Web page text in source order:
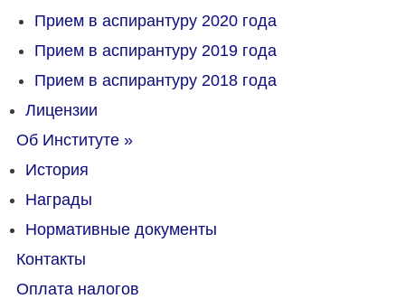
Прием в аспирантуру 2020 года
Прием в аспирантуру 2019 года
Прием в аспирантуру 2018 года
Лицензии
Об Институте »
История
Награды
Нормативные документы
Контакты
Оплата налогов